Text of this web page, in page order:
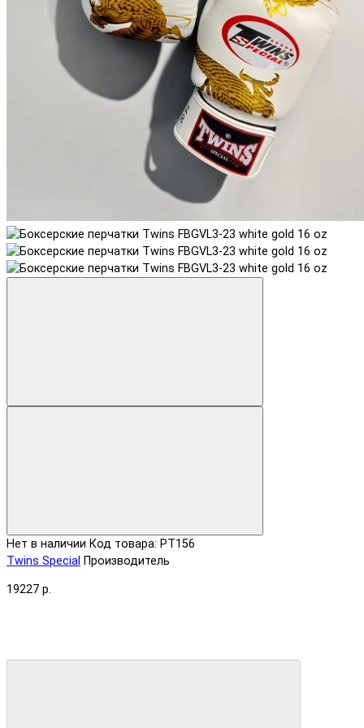
Нет в наличии Код товара: PT156
Twins Special Производитель
19227 р.